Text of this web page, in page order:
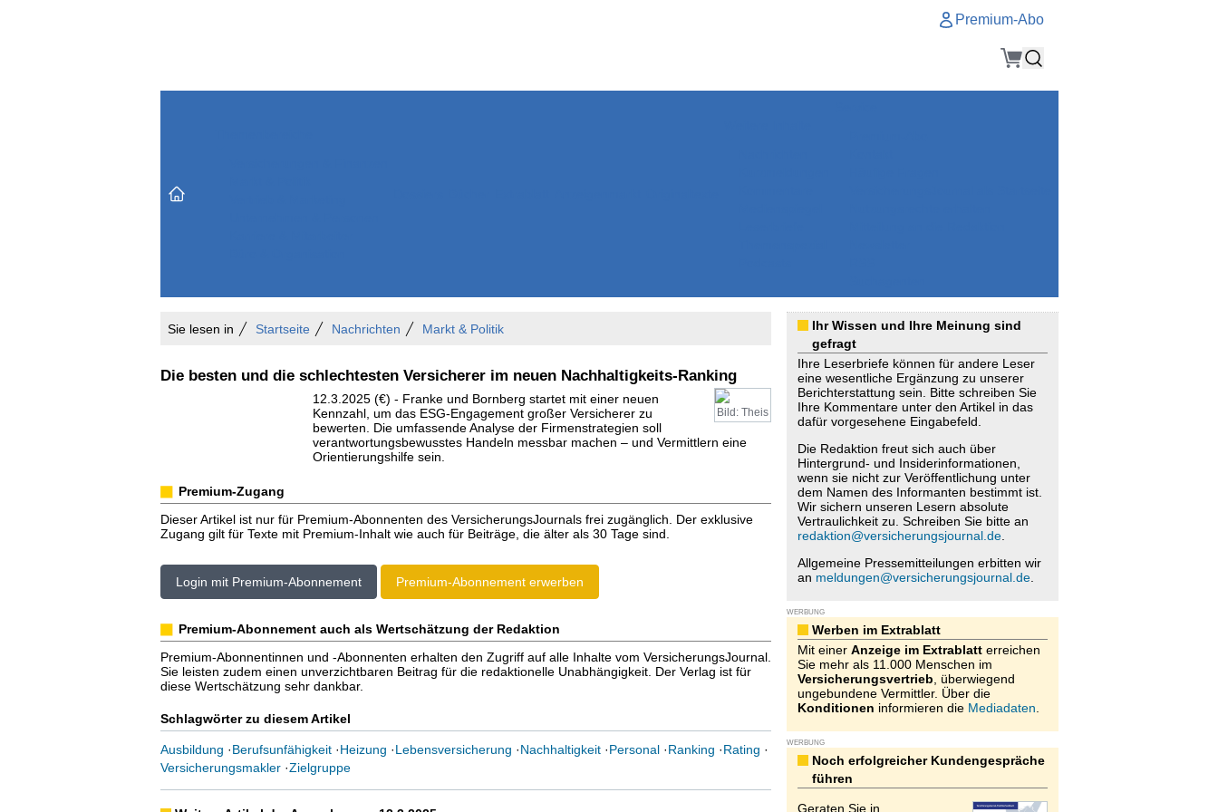
Premium-Abo
Sie lesen in Startseite Nachrichten Markt & Politik
Die besten und die schlechtesten Versicherer im neuen Nachhaltigkeits-Ranking
Bild: Theis
12.3.2025 (€) - Franke und Bornberg startet mit einer neuen
Kennzahl, um das ESG-Engagement großer Versicherer zu
bewerten. Die umfassende Analyse der Firmenstrategien soll
verantwortungsbewusstes Handeln messbar machen – und Vermittlern eine
Orientierungshilfe sein.
Premium-Zugang
Dieser Artikel ist nur für Premium-Abonnenten des VersicherungsJournals frei zugänglich. Der exklusive
Zugang gilt für Texte mit Premium-Inhalt wie auch für Beiträge, die älter als 30 Tage sind.
Login mit Premium-Abonnement Premium-Abonnement erwerben
Premium-Abonnement auch als Wertschätzung der Redaktion
Premium-Abonnentinnen und -Abonnenten erhalten den Zugriff auf alle Inhalte vom VersicherungsJournal.
Sie leisten zudem einen unverzichtbaren Beitrag für die redaktionelle Unabhängigkeit. Der Verlag ist für
diese Wertschätzung sehr dankbar.
Schlagwörter zu diesem Artikel
Ausbildung ·Berufsunfähigkeit·Heizung ·Lebensversicherung ·Nachhaltigkeit·Personal·Ranking ·Rating ·
Versicherungsmakler·Zielgruppe
Ihr Wissen und Ihre Meinung sind
gefragt
Ihre Leserbriefe können für andere Leser
eine wesentliche Ergänzung zu unserer
Berichterstattung sein. Bitte schreiben Sie
Ihre Kommentare unter den Artikel in das
dafür vorgesehene Eingabefeld.
Die Redaktion freut sich auch über
Hintergrund- und Insiderinformationen,
wenn sie nicht zur Veröffentlichung unter
dem Namen des Informanten bestimmt ist.
Wir sichern unseren Lesern absolute
Vertraulichkeit zu. Schreiben Sie bitte an
redaktion@versicherungsjournal.de.
Allgemeine Pressemitteilungen erbitten wir
an meldungen@versicherungsjournal.de.
WERBUNG
Werben im Extrablatt
Mit einer Anzeige im Extrablatterreichen
Sie mehr als 11.000 Menschen im
Versicherungsvertrieb , überwiegend
ungebundene Vermittler. Über die
Konditionen informieren die Mediadaten
WERBUNG
Noch erfolgreicher Kundengespräche
führen
Geraten Sie in